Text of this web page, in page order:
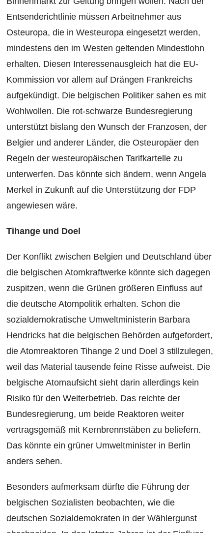
Entsenderichtlinie müssen Arbeitnehmer aus
Osteuropa, die in Westeuropa eingesetzt werden,
mindestens den im Westen geltenden Mindestlohn
erhalten. Diesen Interessenausgleich hat die EU-
Kommission vor allem auf Drängen Frankreichs
aufgekündigt. Die belgischen Politiker sahen es mit
Wohlwollen. Die rot-schwarze Bundesregierung
unterstützt bislang den Wunsch der Franzosen, der
Belgier und anderer Länder, die Osteuropäer den
Regeln der westeuropäischen Tarifkartelle zu
unterwerfen. Das könnte sich ändern, wenn Angela
Merkel in Zukunft auf die Unterstützung der FDP
angewiesen wäre.
Tihange und Doel
Der Konflikt zwischen Belgien und Deutschland über
die belgischen Atomkraftwerke könnte sich dagegen
zuspitzen, wenn die Grünen größeren Einfluss auf
die deutsche Atompolitik erhalten. Schon die
sozialdemokratische Umweltministerin Barbara
Hendricks hat die belgischen Behörden aufgefordert,
die Atomreaktoren Tihange 2 und Doel 3 stillzulegen,
weil das Material tausende feine Risse aufweist. Die
belgische Atomaufsicht sieht darin allerdings kein
Risiko für den Weiterbetrieb. Das reichte der
Bundesregierung, um beide Reaktoren weiter
vertragsgemäß mit Kernbrennstäben zu beliefern.
Das könnte ein grüner Umweltminister in Berlin
anders sehen.
Besonders aufmerksam dürfte die Führung der
belgischen Sozialisten beobachten, wie die
deutschen Sozialdemokraten in der Wählergunst